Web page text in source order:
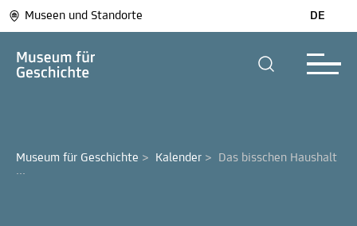
Museen und Standorte DE
Museum für Geschichte > Kalender >
Das bisschen Haushalt
...